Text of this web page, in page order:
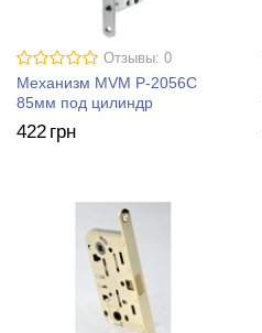
Отзывы: 0
Механизм MVM P-2056C
85мм под цилиндр
422 грн